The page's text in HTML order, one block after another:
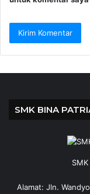
SMK BINA
Alamat: Jln.